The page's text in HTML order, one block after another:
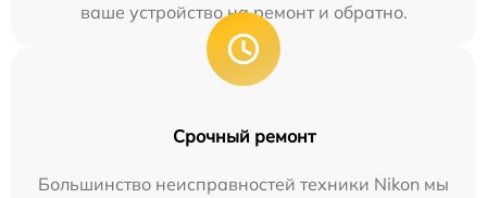
ваше устройство на ремонт и обратно.
Срочный ремонт
Большинство неисправностей техники Nikon мы